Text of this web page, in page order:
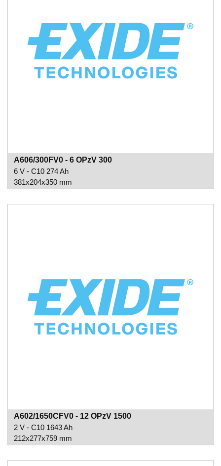
A606/300FV0 - 6 OPzV 300
6 V - C10 274 Ah
381x204x350 mm
A602/1650CFV0 - 12 OPzV 1500
2 V - C10 1643 Ah
212x277x759 mm